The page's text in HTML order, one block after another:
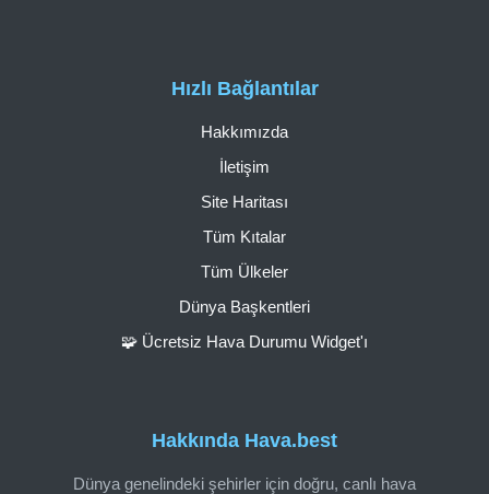
Hakkında Hava.best
Dünya genelindeki şehirler için doğru, canlı hava
Hızlı Bağlantılar
Hakkımızda
İletişim
Site Haritası
Tüm Kıtalar
Tüm Ülkeler
Dünya Başkentleri
🧩 Ücretsiz Hava Durumu Widget'ı